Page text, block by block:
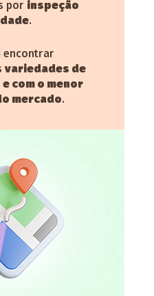
por inspeção
.
encontrar
variedades de
com o menor
mercado.